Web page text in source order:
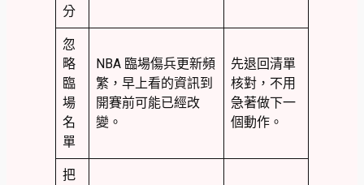
分
忽
略
臨
場
名
單
NBA 臨場傷兵更新頻
繁，早上看的資訊到
開賽前可能已經改
變。
先退回清單
核對，不用
急著做下一
個動作。
把